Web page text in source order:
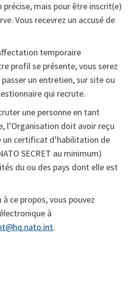
mais pour être inscrit(e)
Vous recevrez un accusé de
temporaire
profil se présente, vous serez
un entretien, sur site ou
qui recrute.
une personne en tant
l’Organisation doit avoir reçu
un certificat d’habilitation de
SECRET au minimum)
du ou des pays dont elle est
ce propos, vous pouvez
à
.